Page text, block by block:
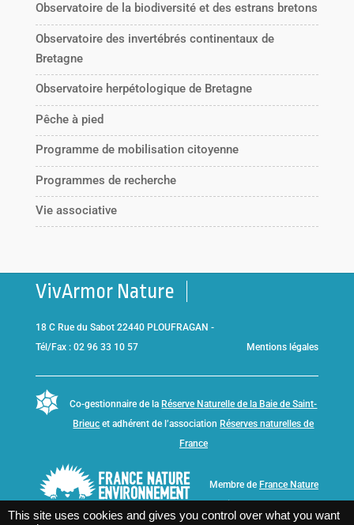
Observatoire de la biodiversité et des estrans bretons
Observatoire des invertébrés continentaux de
Bretagne
Observatoire herpétologique de Bretagne
Pêche à pied
Programme de mobilisation citoyenne
Programmes de recherche
Vie associative
VivArmor Nature
18 C Rue du Sabot 22440 PLOUFRAGAN -
Tél/Fax : 02 96 33 10 57
Mentions légales
Co-gestionnaire de la Réserve Naturelle de la Baie de Saint-
Brieuc et adhérent de l’association Réserves naturelles de
France
Membre de France Nature
This site uses cookies and gives you control over what you want